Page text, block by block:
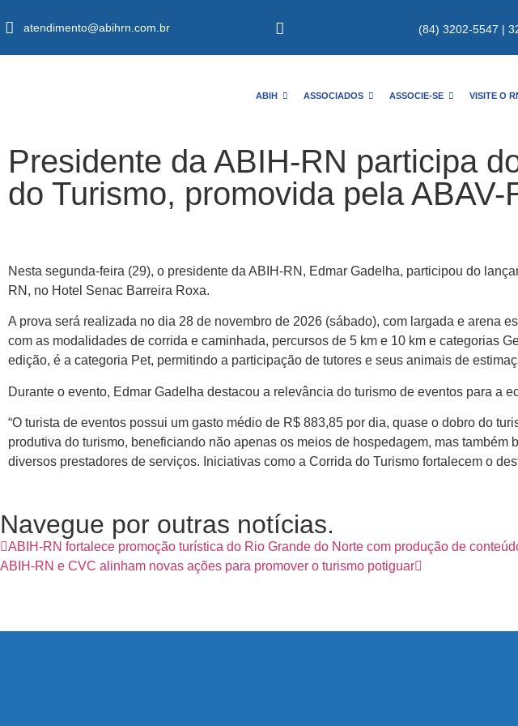
atendimento@abihrn.com.br (84) 3202-5547 |
ABIH ASSOCIADOS ASSOCIE-SE VISITE O
Presidente da ABIH-RN participa
do Turismo, promovida pela ABAV-
Nesta segunda-feira (29), o presidente da ABIH-RN, Edmar Gadelha, participou do
RN, no Hotel Senac Barreira Roxa.
A prova será realizada no dia 28 de novembro de 2026 (sábado), com largada e arena
com as modalidades de corrida e caminhada, percursos de 5 km e 10 km e categorias
edição, é a categoria Pet, permitindo a participação de tutores e seus animais de
Durante o evento, Edmar Gadelha destacou a relevância do turismo de eventos para a
“O turista de eventos possui um gasto médio de R$ 883,85 por dia, quase o dobro do
produtiva do turismo, beneficiando não apenas os meios de hospedagem, mas também
diversos prestadores de serviços. Iniciativas como a Corrida do Turismo fortalecem o
Navegue por outras notícias.
ABIH-RN fortalece promoção turística do Rio Grande do Norte com produção de
ABIH-RN e CVC alinham novas ações para promover o turismo potiguar